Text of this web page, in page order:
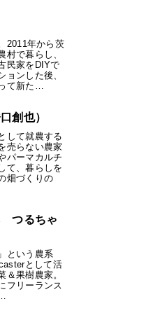
2011年から茨
村で暮らし、
民家をDIYで
ョンした後、
て新た…
創也）
して就農する
売らない農家
パーマカルチ
て、暮らしを
畑づくりの
つるちゃ
という農系
として活
＆果樹農家。
フリーランス